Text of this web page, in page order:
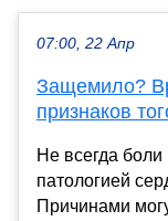
07:00, 22 Апр
Защемило?
признаков
Не всегда
патологией
Причинами